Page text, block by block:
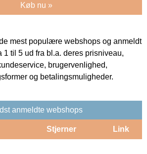
Køb nu »
mest populære webshops og anmeldt
1 til 5 ud fra bl.a. deres prisniveau,
brugervenlighed,
og betalingsmuligheder.
anmeldte webshops
Stjerner Link